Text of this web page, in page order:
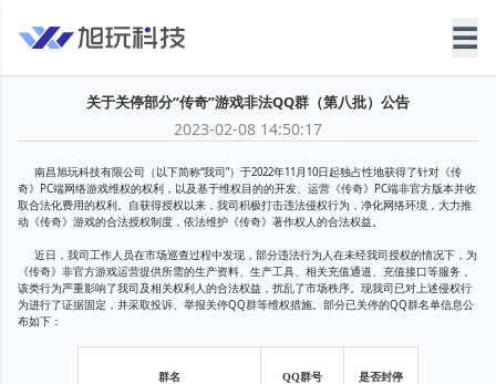
☰
关于关停部分“传奇”游戏非法QQ群（第八批）公告
2023-02-08 14:50:17
南昌旭玩科技有限公司（以下简称“我司”）于2022年11月10日起独占性地获得了针对《传
奇》PC端网络游戏维权的权利，以及基于维权目的的开发、运营《传奇》PC端非官方版本并收
取合法化费用的权利。自获得授权以来，我司积极打击违法侵权行为，净化网络环境，大力推
动《传奇》游戏的合法授权制度，依法维护《传奇》著作权人的合法权益。
近日，我司工作人员在市场巡查过程中发现，部分违法行为人在未经我司授权的情况下，为
《传奇》非官方游戏运营提供所需的生产资料、生产工具、相关充值通道、充值接口等服务，
该类行为严重影响了我司及相关权利人的合法权益，扰乱了市场秩序。现我司已对上述侵权行
为进行了证据固定，并采取投诉、举报关停QQ群等维权措施。部分已关停的QQ群名单信息公
布如下：
群名 QQ群号 是否封停